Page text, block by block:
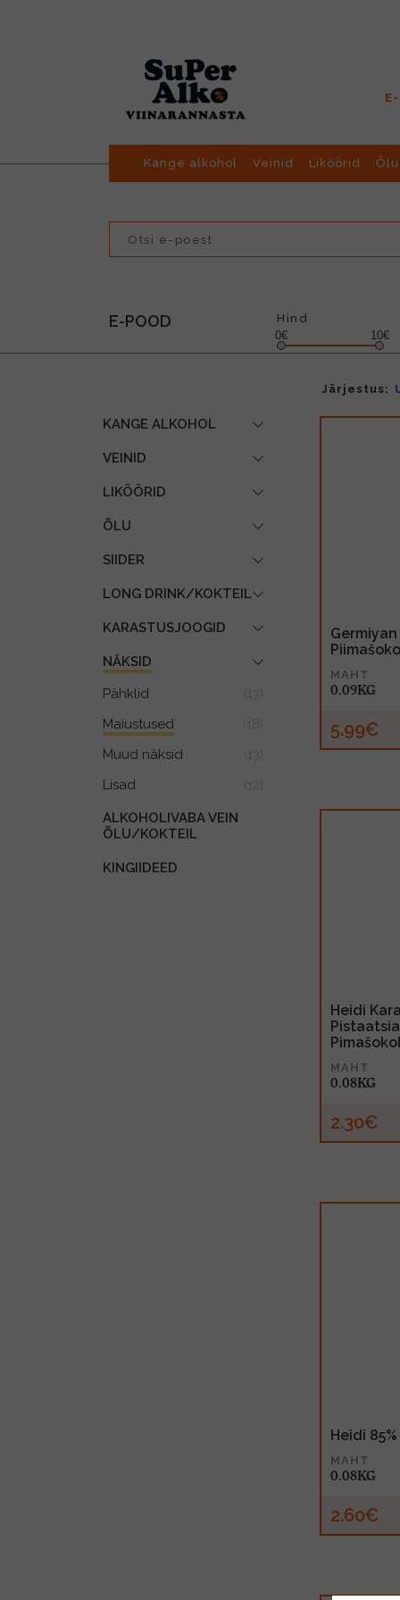
Kange alkohol Veinid Liköörid Õlu
E-POOD
Hind
0€
10€
KANGE ALKOHOL
VEINID
LIKÖÖRID
ÕLU
SIIDER
LONG DRINK/KOKTEIL
KARASTUSJOOGID
NÄKSID
Pähklid
Maiustused
Muud näksid
Lisad
ALKOHOLIVABA VEIN
ÕLU/KOKTEIL
KINGIIDEED
Järjestus:
MAHT
0.09KG
5.99€
Heidi
MAHT
0.08KG
2.30€
Heidi
MAHT
0.08KG
2.60€